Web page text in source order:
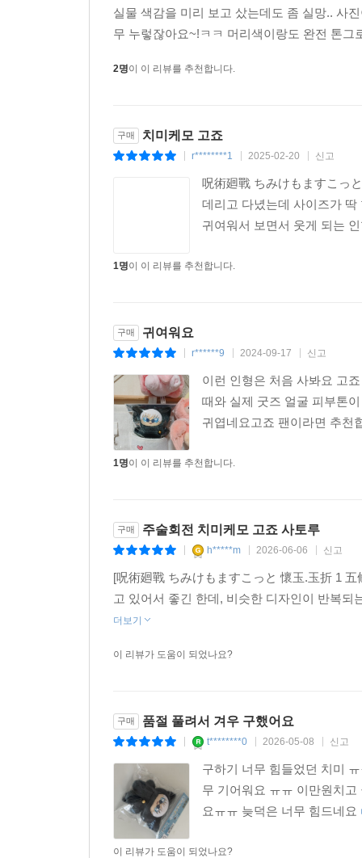
실물 색감을 미리 보고 샀는데도 좀 실망.. 사
무 누렇잖아요~!ㅋㅋ 머리색이랑도 완전 톤
2명이 이 리뷰를 추천합니다.
구매 치미케모 고죠
r********1 2025-02-20 신고
呪術廻戰 ちみけもますこっ
데리고 다녔는데 사이즈가
귀여워서 보면서 웃게 되는
1명이 이 리뷰를 추천합니다.
구매 귀여워요
r******9 2024-09-17 신고
이런 인형은 처음 사봐요 고
때와 실제 굿즈 얼굴 피부톤
귀엽네요고죠 팬이라면 추천
1명이 이 리뷰를 추천합니다.
구매 주술회전 치미케모 고죠 사토루
h*****m 2026-06-06 신고
[呪術廻戰 ちみけもますこっと 懷玉.玉折 1
고 있어서 좋긴 한데, 비슷한 디자인이 반복
더보기
이 리뷰가 도움이 되었나요?
구매 품절 풀려서 겨우 구했어요
t********0 2026-05-08 신고
구하기 너무 힘들었던 치미
무 기어워요 ㅠㅠ 이만원치
요ㅠㅠ 늦덕은 너무 힘드네요
이 리뷰가 도움이 되었나요?